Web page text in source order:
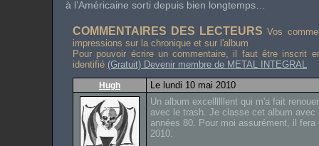
à l’Américaine sorti depuis bien longtemps…
COMMENTAIRES DES LECTEURS Vos
impressions sur la chronique et sur l'album
Pour pouvoir écrire un commentaire, il faut être inscrit
identifié (Gratuit) Devenir membre de METAL INTEGRAL
Hugh Le lundi 10 mai 2010
Un album excellllllent qui m'a fait
avec le trash. Je classe cet album avec
années 80. Pour moi assurément, il fera
2010.